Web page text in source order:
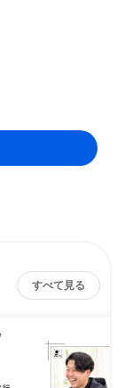
すべて見る